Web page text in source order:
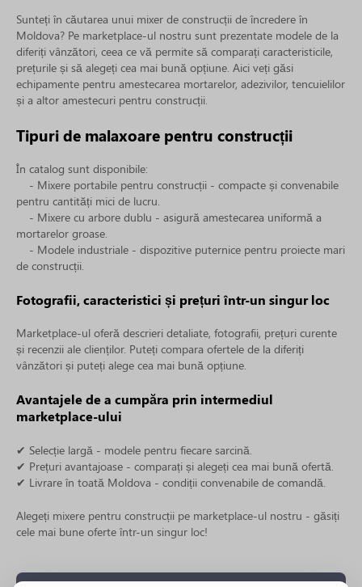
Sunteți în căutarea unui mixer de construcții de încredere în
Moldova? Pe marketplace-ul nostru sunt prezentate modele de la
diferiți vânzători, ceea ce vă permite să comparați caracteristicile,
prețurile și să alegeți cea mai bună opțiune. Aici veți găsi
echipamente pentru amestecarea mortarelor, adezivilor, tencuielilor
și a altor amestecuri pentru construcții.
Tipuri de malaxoare pentru construcții
În catalog sunt disponibile:
- Mixere portabile pentru construcții - compacte și convenabile
pentru cantități mici de lucru.
- Mixere cu arbore dublu - asigură amestecarea uniformă a
mortarelor groase.
- Modele industriale - dispozitive puternice pentru proiecte mari
de construcții.
Fotografii, caracteristici și prețuri într-un singur loc
Marketplace-ul oferă descrieri detaliate, fotografii, prețuri curente
și recenzii ale clienților. Puteți compara ofertele de la diferiți
vânzători și puteți alege cea mai bună opțiune.
Avantajele de a cumpăra prin intermediul
marketplace-ului
✔ Selecție largă - modele pentru fiecare sarcină.
✔ Prețuri avantajoase - comparați și alegeți cea mai bună ofertă.
✔ Livrare în toată Moldova - condiții convenabile de comandă.
Alegeți mixere pentru construcții pe marketplace-ul nostru - găsiți
cele mai bune oferte într-un singur loc!